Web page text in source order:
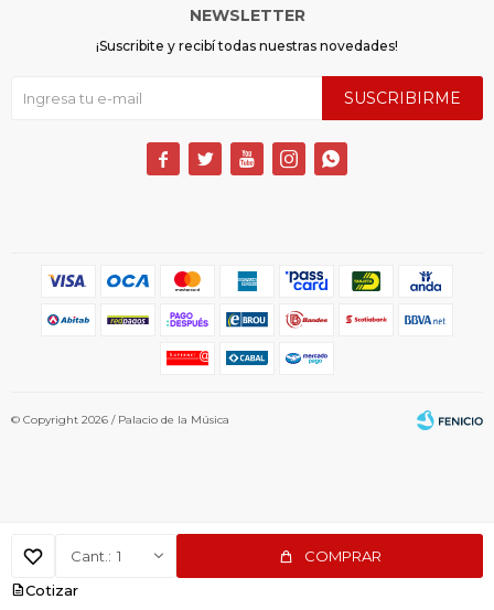
1
COMPRAR
Cotizar
NEWSLETTER
¡Suscribite y recibí todas nuestras novedades!
SUSCRIBIRME
    
© Copyright 2026 / Palacio de la Música